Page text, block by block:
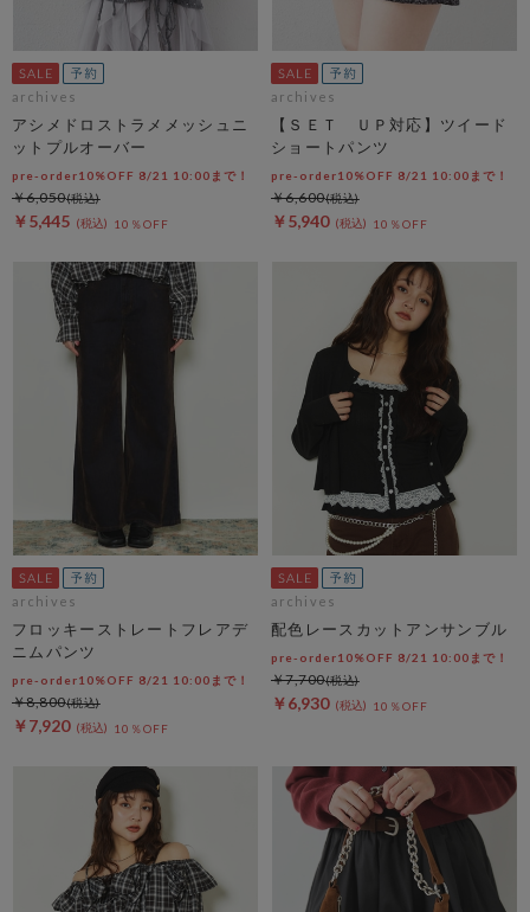
archives
アシメドロストラメメッシュニ
ットプルオーバー
pre-order10%OFF 8/21 10:00まで！
￥5,445 10％OFF
￥6,050
archives
【ＳＥＴ ＵＰ対応】ツイード
ショートパンツ
pre-order10%OFF 8/21 10:00まで！
￥5,940 10％OFF
￥6,600
archives
フロッキーストレートフレアデ
ニムパンツ
pre-order10%OFF 8/21 10:00まで！
￥7,920 10％OFF
￥8,800
archives
配色レースカットアンサンブル
pre-order10%OFF 8/21 10:00まで！
￥6,930 10％OFF
￥7,700